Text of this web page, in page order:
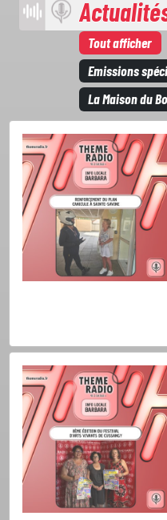
Tout afficher
Emissions
La Maison du